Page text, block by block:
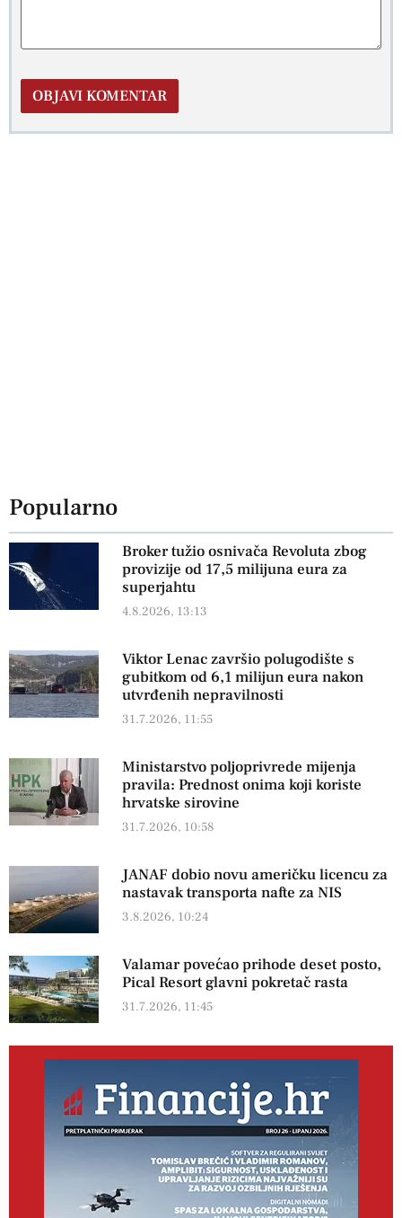
Popularno
Broker tužio osnivača Revoluta zbog
provizije od 17,5 milijuna eura za
superjahtu
4.8.2026, 13:13
Viktor Lenac završio polugodište s
gubitkom od 6,1 milijun eura nakon
utvrđenih nepravilnosti
31.7.2026, 11:55
Ministarstvo poljoprivrede mijenja
pravila: Prednost onima koji koriste
hrvatske sirovine
31.7.2026, 10:58
JANAF dobio novu američku licencu za
nastavak transporta nafte za NIS
3.8.2026, 10:24
Valamar povećao prihode deset posto,
Pical Resort glavni pokretač rasta
31.7.2026, 11:45